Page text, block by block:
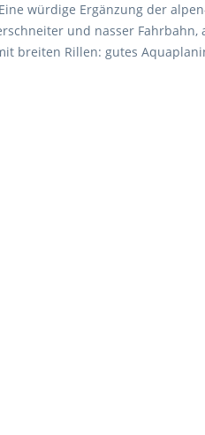
würdige Ergänzung der
und nasser Fahrbahn,
breiten Rillen: gutes